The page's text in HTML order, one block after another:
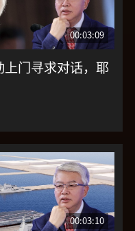
00:03:09
门寻求对话，耶
00:03:10